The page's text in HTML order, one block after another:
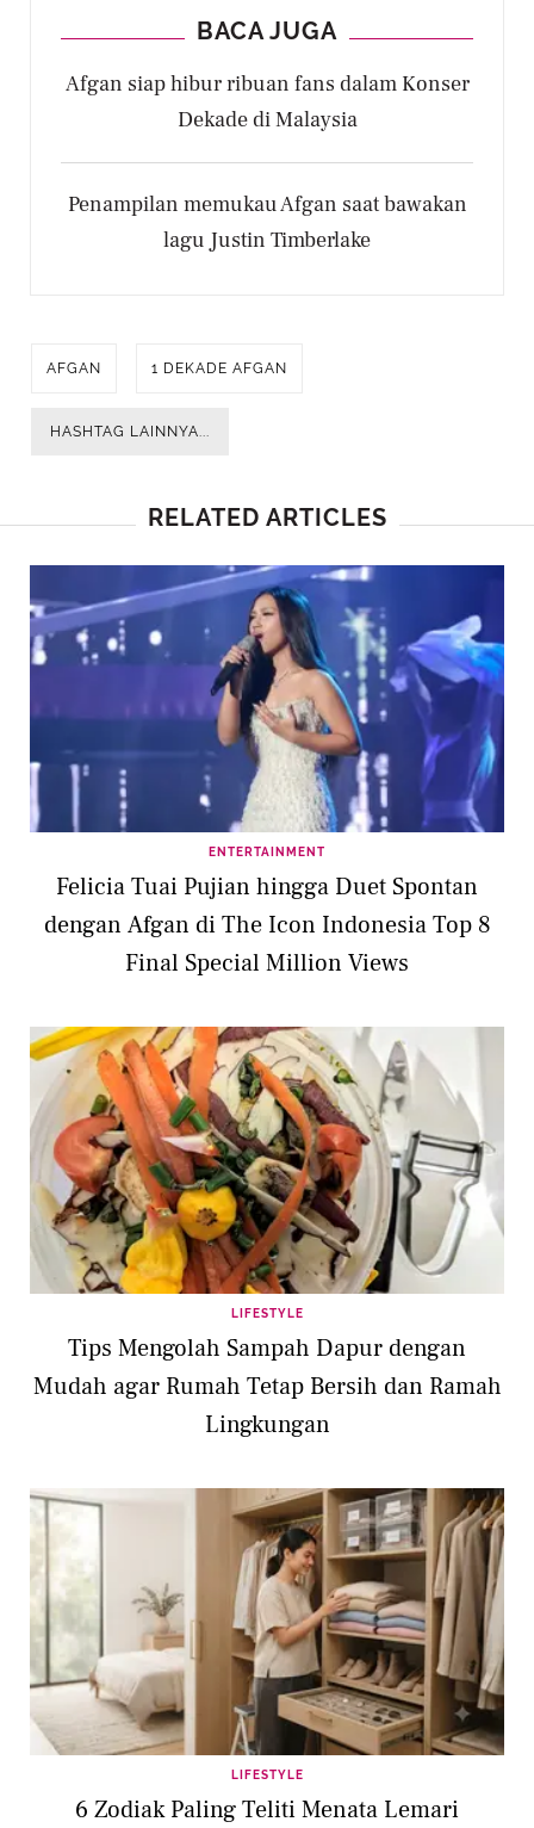
BACA JUGA
Afgan siap hibur ribuan fans dalam Konser
Dekade di Malaysia
Penampilan memukau Afgan saat bawakan
lagu Justin Timberlake
AFGAN 1 DEKADE AFGAN
HASHTAG LAINNYA...
RELATED ARTICLES
ENTERTAINMENT
Felicia Tuai Pujian hingga Duet Spontan
dengan Afgan di The Icon Indonesia Top 8
Final Special Million Views
LIFESTYLE
Tips Mengolah Sampah Dapur dengan
Mudah agar Rumah Tetap Bersih dan Ramah
Lingkungan
LIFESTYLE
6 Zodiak Paling Teliti Menata Lemari